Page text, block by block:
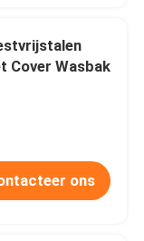
Cover Wasbak
ons